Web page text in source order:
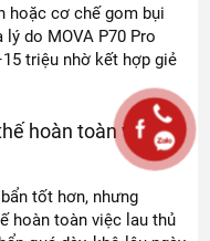
hoặc cơ chế gom bụi
do MOVA P70 Pro
triệu nhờ kết hợp giẻ
hoàn toàn vệ sinh
tốt hơn, nhưng
hoàn toàn việc lau thủ